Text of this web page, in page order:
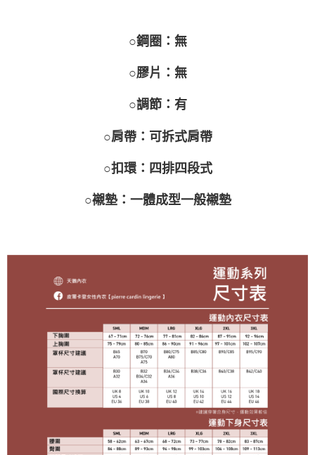
○鋼圈：無
○膠片：無
○調節：有
○肩帶：可拆式肩帶
○扣環：四排四段式
○襯墊：一體成型一般襯墊